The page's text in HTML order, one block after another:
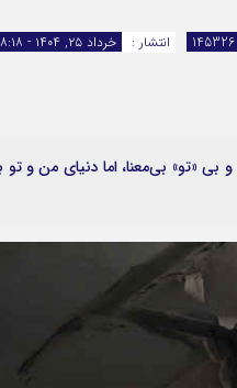
بانک ها
اخبار بورس
ارتباطات و
انتشار :
خرداد ۲۵, ۱۴۰۴ - ۱۸:۱۸ 145326
«تو» بی‌معنا، اما دنیای من و تو